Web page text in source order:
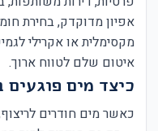
אפיון מדוקדק, בחירת
מקסימלית או אקרילי
איטום שלם לטווח ארוך.
כיצד מים פוגעים
כאשר מים חודרים